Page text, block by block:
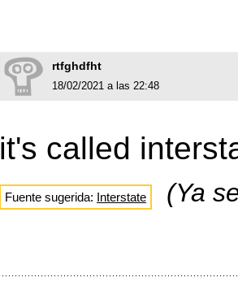
rtfghdfht
18/02/2021 a las 22:48
it's called
Fuente sugerida: Interstate (Ya